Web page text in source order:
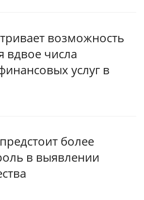
возможность
вдвое числа
услуг в
более
в выявлении